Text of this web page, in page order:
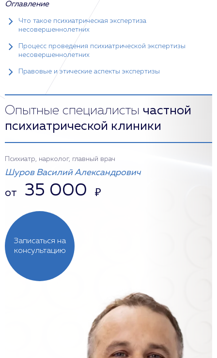
Оглавление
Что такое психиатрическая экспертиза
несовершеннолетних
Процесс проведения психиатрической экспертизы
несовершеннолетних
Правовые и этические аспекты экспертизы
Опытные специалисты частной
психиатрической клиники
Записаться на
консультацию
Психиатр, нарколог, главный врач
Шуров Василий Александрович
от 35 000 ₽